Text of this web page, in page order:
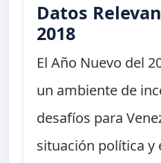
Datos
2018
El Año Nuevo del
un ambiente de
desafíos para
situación política y